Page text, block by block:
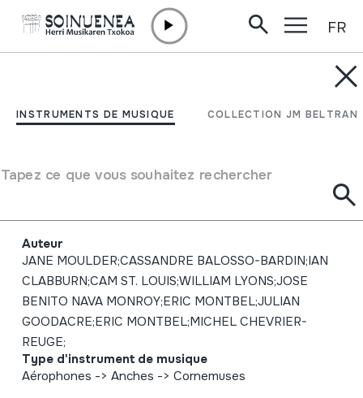
INSTRUMENTS DE MUSIQUE COLLECTION JM BELTRAN
Tapez ce que vous souhaitez rechercher
FR
Chanter. Vol 35, No 4.
Bagpipe Society. Winter
Auteur
JANE MOULDER;CASSANDRE BALOSSO-BARDIN;IAN
CLABBURN;CAM ST. LOUIS;WILLIAM LYONS;JOSE
BENITO NAVA MONROY;ERIC MONTBEL;JULIAN
GOODACRE;ERIC MONTBEL;MICHEL CHEVRIER-
REUGE;
Type d'instrument de musique
Aérophones -> Anches -> Cornemuses